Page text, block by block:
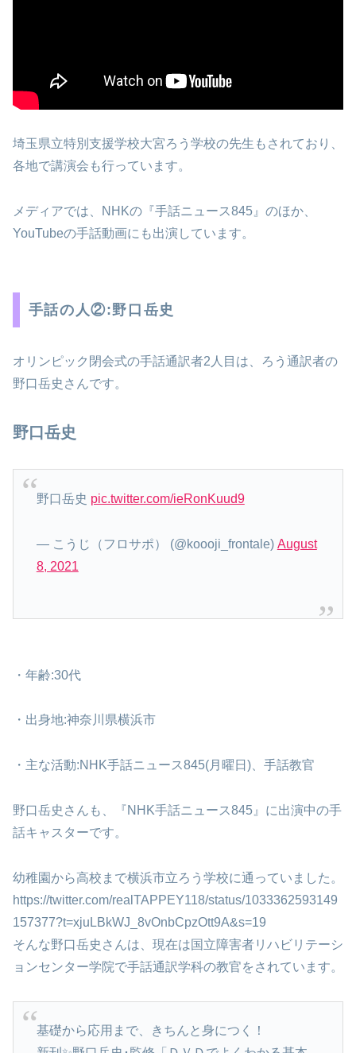
埼玉県立特別支援学校大宮ろう学校の先生もされており、
各地で講演会も行っています。
メディアでは、NHKの『手話ニュース845』のほか、
YouTubeの手話動画にも出演しています。
手話の人②:野口岳史
オリンピック閉会式の手話通訳者2人目は、ろう通訳者の
野口岳史さんです。
野口岳史
野口岳史 pic.twitter.com/ieRonKuud9
— こうじ（フロサポ） (@koooji_frontale) August
8, 2021
・年齢:30代
・出身地:神奈川県横浜市
・主な活動:NHK手話ニュース845(月曜日)、手話教官
野口岳史さんも、『NHK手話ニュース845』に出演中の手
話キャスターです。
幼稚園から高校まで横浜市立ろう学校に通っていました。
https://twitter.com/realTAPPEY118/status/1033362593149
157377?t=xjuLBkWJ_8vOnbCpzOtt9A&s=19
そんな野口岳史さんは、現在は国立障害者リハビリテーシ
ョンセンター学院で手話通訳学科の教官をされています。
基礎から応用まで、きちんと身につく！